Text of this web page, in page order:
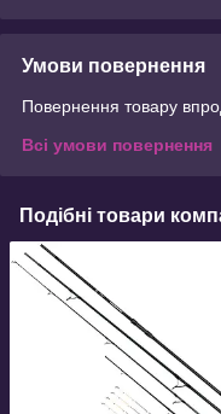
Умови повернення
Повернення товару
Всі умови повернення
Подібні товари